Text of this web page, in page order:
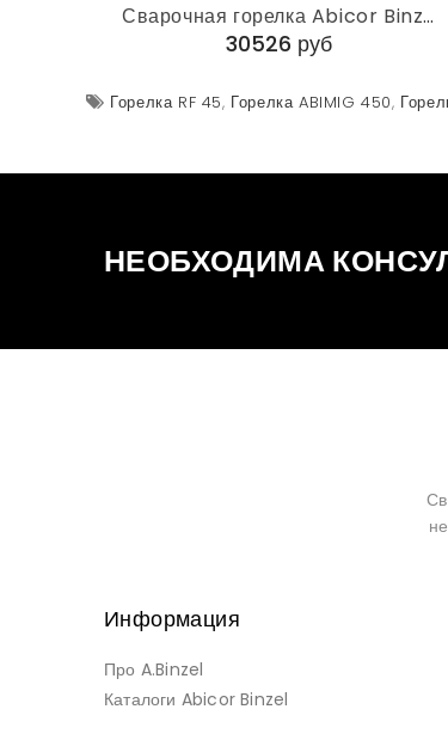
Сварочная горелка Abicor Binzel RF 45 GRIP 4 м KZ-2 017.D042.1
30526 руб
Горелка RF 45, Горелка ABIMIG 450,
НЕОБХОДИМА
Информация
Про A.Binzel
Каталоги Abicor Binzel